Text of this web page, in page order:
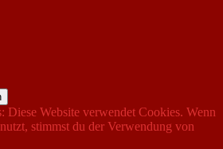
Diese Website verwendet Cookies. Wenn
stimmst du der Verwendung von